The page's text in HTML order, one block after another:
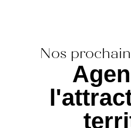
Nos